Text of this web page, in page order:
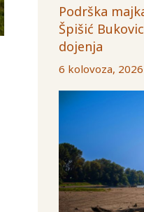
Podrška
Špišić
dojenja
6 kolovoza, 2026